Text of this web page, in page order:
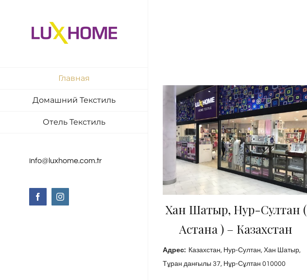
Главная
Домашний Текстиль
Отель Текстиль
info@luxhome.com.tr
FacebookInstagram
Хан Шатыр, Нур-Султан (
Астана ) – Казахстан
Адрес: Казахстан, Нур-Султан, Хан Шатыр,
Тұран данғылы 37, Нұр-Сұлтан 010000